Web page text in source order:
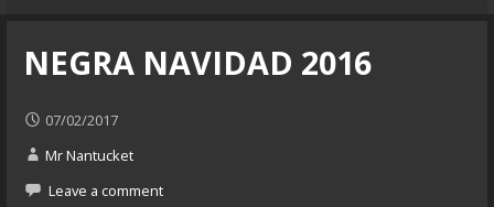
NEGRA NAVIDAD 2016
07/02/2017
Mr Nantucket
Leave a comment